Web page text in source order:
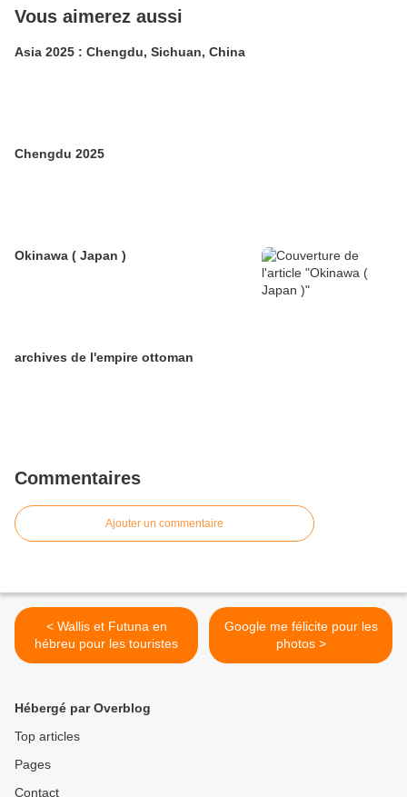
Vous aimerez aussi
Asia 2025 : Chengdu, Sichuan, China
Chengdu 2025
Okinawa ( Japan )
archives de l'empire ottoman
Commentaires
Ajouter un commentaire
< Wallis et Futuna en
hébreu pour les touristes
Google me félicite pour les
photos >
Hébergé par Overblog
Top articles
Pages
Contact